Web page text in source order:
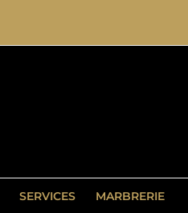
SERVICES MARBRERIE